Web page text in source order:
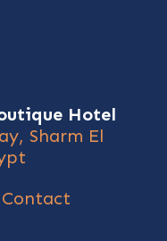
Hotel
Sharm El
Contact